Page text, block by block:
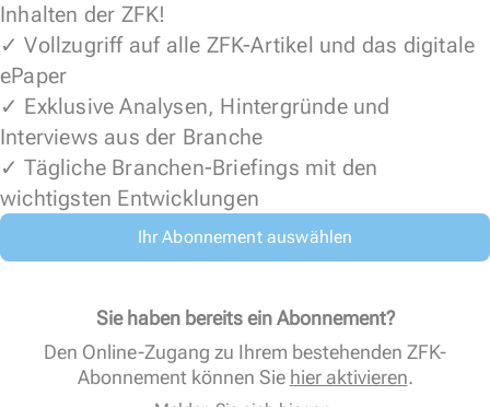
Inhalten der ZFK!
✓ Vollzugriff auf alle ZFK-Artikel und das digitale
ePaper
✓ Exklusive Analysen, Hintergründe und
Interviews aus der Branche
✓ Tägliche Branchen-Briefings mit den
wichtigsten Entwicklungen
Ihr Abonnement auswählen
Sie haben bereits ein Abonnement?
Den Online-Zugang zu Ihrem bestehenden ZFK-
Abonnement können Sie hier aktivieren.